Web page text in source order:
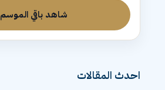
شاهد باقي الموسم
احدث المقالات